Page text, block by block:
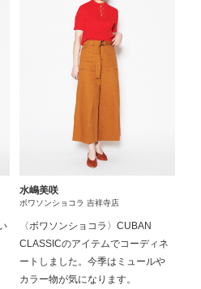
水嶋美咲
ボワソンショコラ 吉祥寺店
〈ボワソンショコラ〉CUBAN
CLASSICのアイテムでコーディネ
ートしました。今季はミュールや
カラー物が気になります。